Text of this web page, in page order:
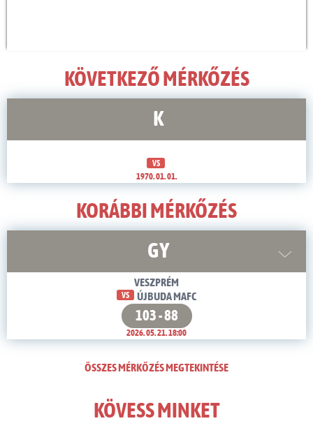
KÖVETKEZŐ MÉRKŐZÉS
K
VS
1970. 01. 01.
KORÁBBI MÉRKŐZÉS
GY
VESZPRÉM
VS ÚJBUDA MAFC
103 - 88
2026. 05. 21. 18:00
ÖSSZES MÉRKŐZÉS MEGTEKINTÉSE
KÖVESS MINKET